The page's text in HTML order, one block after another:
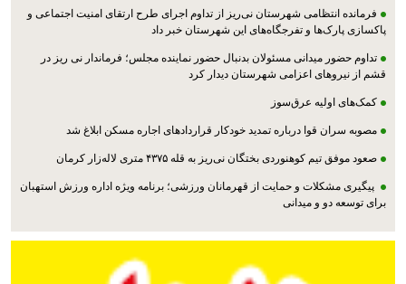
فرمانده انتظامی شهرستان نی‌ریز از تداوم اجرای طرح ارتقای امنیت اجتماعی و
پاکسازی پارک‌ها و تفرجگاه‌های این شهرستان خبر داد
تداوم حضور میدانی مسئولان بدنبال حضور نماینده مجلس؛ فرماندار نی ریز در
قشم از نیروهای اعزامی شهرستان دیدار کرد
کمک‌های اولیه عرق‌سوز
مصوبه سران قوا درباره تمدید خودکار قراردادهای اجاره مسکن ابلاغ شد
صعود موفق تیم کوهنوردی بختگان نی‌ریز به قله ۴۳۷۵ متری لاله‌زار کرمان
پیگیری مشکلات و حمایت از قهرمانان ورزشی؛ برنامه ویژه اداره ورزش استهبان
برای توسعه دو و میدانی